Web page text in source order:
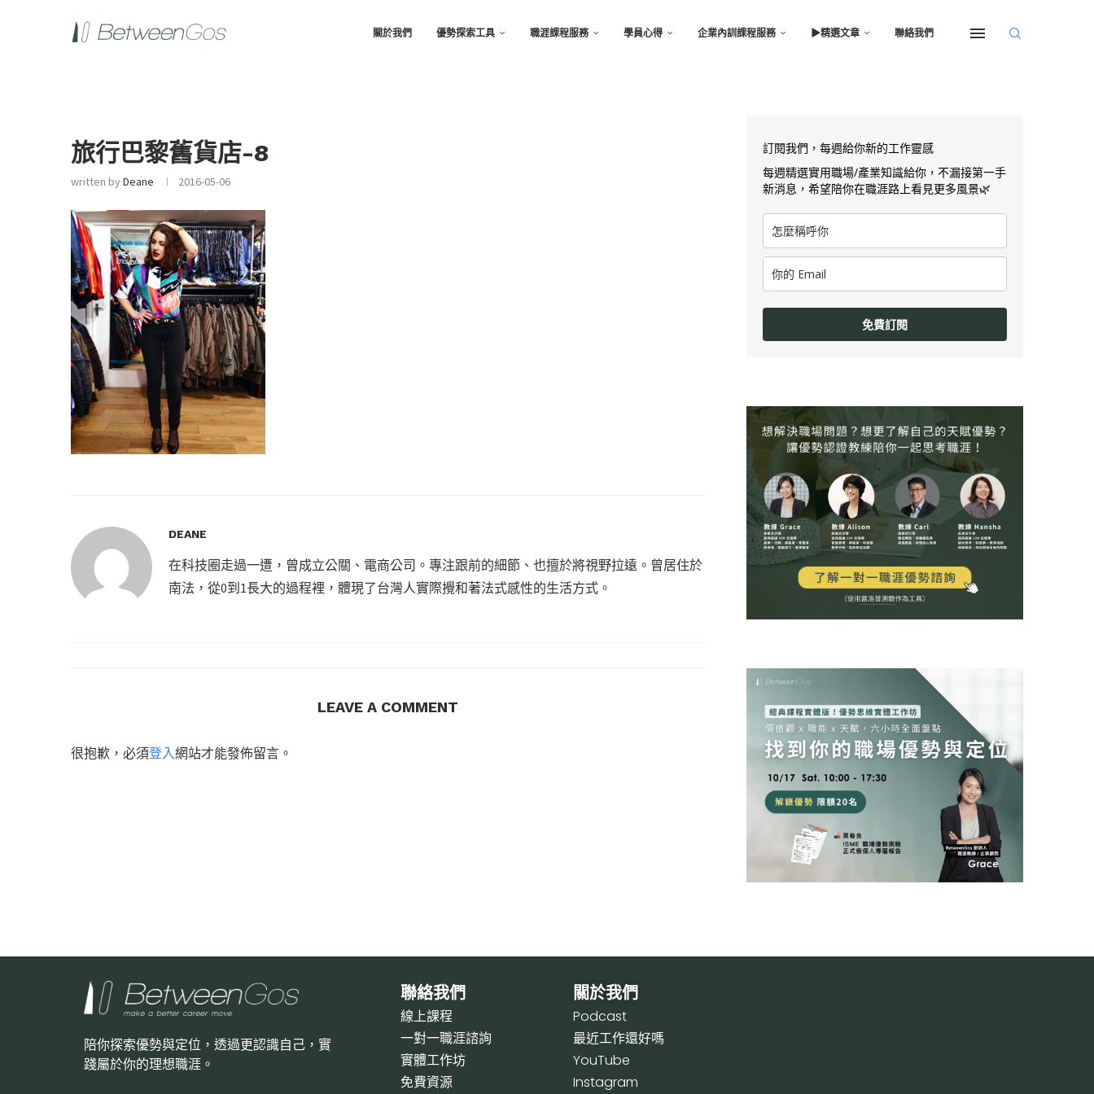
關於我們 優勢探索工具 職涯課程服務 學員心得 企業內訓課程服務 ▶︎精選文章 聯絡我們
旅行巴黎舊貨店-8
written byDeane 2016-05-06
DEANE
在科技圈走過一遭，曾成立公關、電商公司。專注跟前的細節、也擅於將視野拉遠。曾居住於
南法，從0到1長大的過程裡，體現了台灣人實際攪和著法式感性的生活方式。
LEAVE A COMMENT
很抱歉，必須登入網站才能發佈留言。
訂閱我們，每週給你新的工作靈感
每週精選實用職場/產業知識給你，不漏接第一手
新消息，希望陪你在職涯路上看見更多風景🌿
免費訂閱
陪你探索優勢與定位，透過更認識自己，實
踐屬於你的理想職涯。
聯絡我們
線上課程
一對一職涯諮詢
實體工作坊
免費資源
關於我們
Podcast
最近工作還好嗎
YouTube
Instagram